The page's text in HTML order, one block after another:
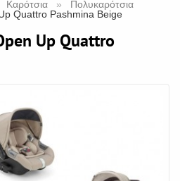
Καρότσια
Πολυκαρότσια
Quattro Pashmina Beige
Up Quattro